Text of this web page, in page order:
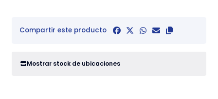
Compartir este producto
Mostrar stock de ubicaciones